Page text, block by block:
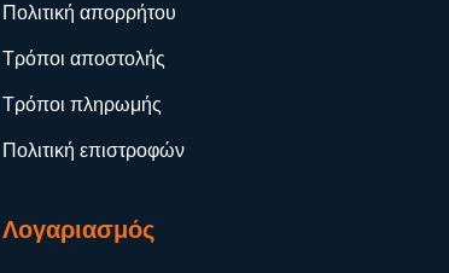
Πολιτική απορρήτου
Τρόποι αποστολής
Τρόποι πληρωμής
Πολιτική επιστροφών
Λογαριασμός